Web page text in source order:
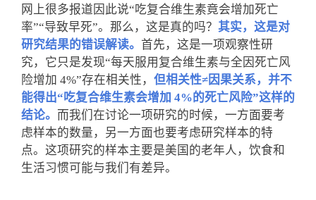
网上很多报道因此说“吃复合维生素竟会增加死亡
率”“导致早死”。 那么，这是真的吗？ 其实，这是对
研究结果的错误解读。 首先，这是一项观察性研
究，它只是发现“每天服用复合维生素与全因死亡风
险增加 4%”存在相关性， 但相关性≠因果关系，并不
能得出“吃复合维生素会增加 4%的死亡风险”这样的
结论。 而我们在讨论一项研究的时候，一方面要考
虑样本的数量，另一方面也要考虑研究样本的特
点。这项研究的样本主要是美国的老年人，饮食和
生活习惯可能与我们有差异。